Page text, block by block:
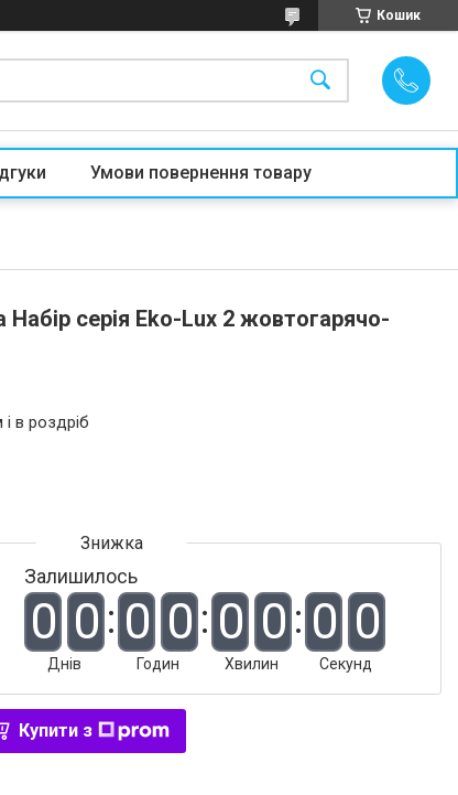
Кошик
Умови повернення товару
Набір серія Eko-Lux 2 жовтогарячо-
в роздріб
Залишилось
0 0
Днів
0 0
Годин
0 0
Хвилин
0 0
Секунд
Купити з